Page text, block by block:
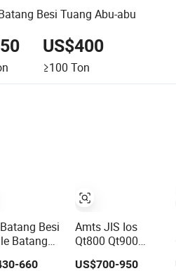
Besi Tuang Abu-abu
US$400
≥100 Ton
Besi
Batang
Besi Tuang
660
Amts JIS Ios
Qt800 Qt900
Batang Besi
Ductile Datar dan
US$700-950